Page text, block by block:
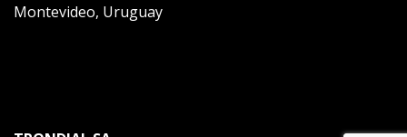
Montevideo, Uruguay